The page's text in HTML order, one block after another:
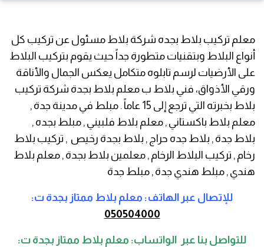
معلم تركيب بلاط بجده شركة بلاط مسئول عن تركيب كل
أنواع البلاط وبتقنيات متطورة جداً حيث يقوم بتركيب البلاط
على الأرضيات لرسم تابلوه متكامل يعكس الجمال والأناقة
ورقي الأذواق، فني بلاط ب معلم بلاط بجدة شركة تركيب
بلاط بخبرته التي ترجع إلى 15 عاماً . مبلط في مدينة جدة ,
معلم بلاط باكستاني , معلم بلاط فلبيني , مبلط بجده ,
بلاط جدة , بلاط جده حراج , بلاط بجدة رخيص , تركيب بلاط
رخام , تركيب البلاط الرخام , معلمين بلاط بجدة , معلم بلاط
هندي , مبلط هندي جدة , مبلط جدة
للإتصال عبر الهاتف: معلم بلاط ممتاز بجدة ت:
050504000
للتواصل بنا عبر الواتساب: معلم بلاط ممتاز بجدة ت: